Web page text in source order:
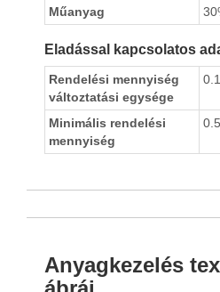
Műanyag
Eladással kapcsolatos
Rendelési mennyiség
változtatási egysége
Minimális rendelési
mennyiség
Anyagkezelés